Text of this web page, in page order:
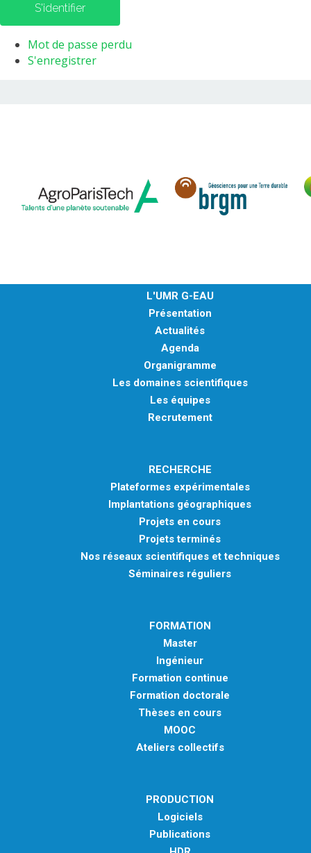
S'identifier
Mot de passe perdu
S'enregistrer
L'UMR G-EAU
Présentation
Actualités
Agenda
Organigramme
Les domaines scientifiques
Les équipes
Recrutement
RECHERCHE
Plateformes expérimentales
Implantations géographiques
Projets en cours
Projets terminés
Nos réseaux scientifiques et techniques
Séminaires réguliers
FORMATION
Master
Ingénieur
Formation continue
Formation doctorale
Thèses en cours
MOOC
Ateliers collectifs
PRODUCTION
Logiciels
Publications